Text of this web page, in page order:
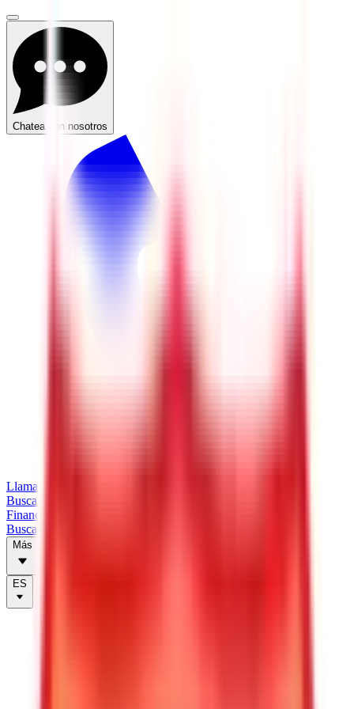
Chatea con nosotros
Llamar
Buscar tráilers
Financiación
Buscador de tiendas
Más
ES